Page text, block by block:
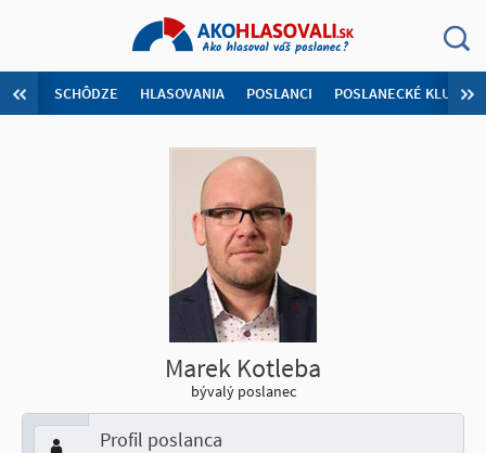
SCHÔDZE HLASOVANIA POSLANCI POSLANECKÉ KLUBY
Marek Kotleba
bývalý poslanec
Profil poslanca